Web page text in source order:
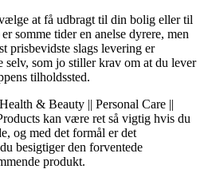
at få udbragt til din bolig eller til
somme tider en anelse dyrere, men
prisbevidste slags levering er
selv, som jo stiller krav om at du lever
tilholdssted.
& Beauty || Personal Care ||
kan være ret så vigtig hvis du
og med det formål er det
besigtiger den forventede
produkt.